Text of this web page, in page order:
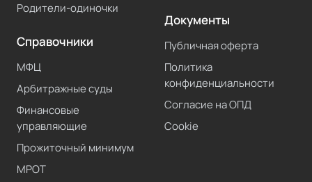
Родители-одиночки
Справочники
МФЦ
Арбитражные суды
Финансовые
управляющие
Прожиточный минимум
МРОТ
Документы
Публичная оферта
Политика
конфиденциальности
Согласие на ОПД
Cookie